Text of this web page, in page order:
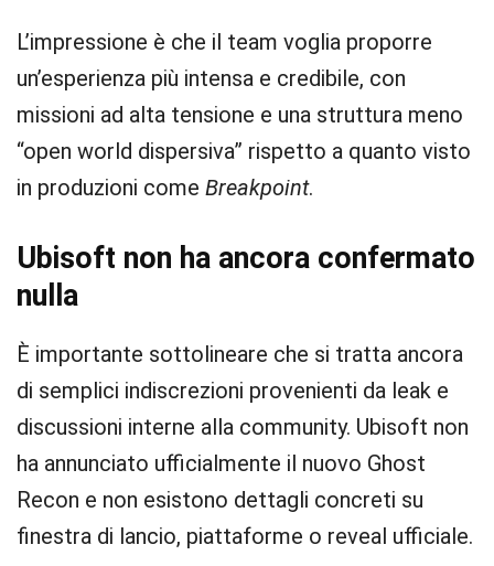
L’impressione è che il team voglia proporre
un’esperienza più intensa e credibile, con
missioni ad alta tensione e una struttura meno
“open world dispersiva” rispetto a quanto visto
in produzioni come Breakpoint.
Ubisoft non ha ancora confermato
nulla
È importante sottolineare che si tratta ancora
di semplici indiscrezioni provenienti da leak e
discussioni interne alla community. Ubisoft non
ha annunciato ufficialmente il nuovo Ghost
Recon e non esistono dettagli concreti su
finestra di lancio, piattaforme o reveal ufficiale.